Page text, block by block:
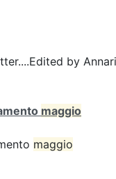
by
maggio
maggio